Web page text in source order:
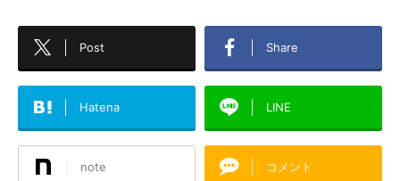
Post Share
Hatena LINE
note コメント